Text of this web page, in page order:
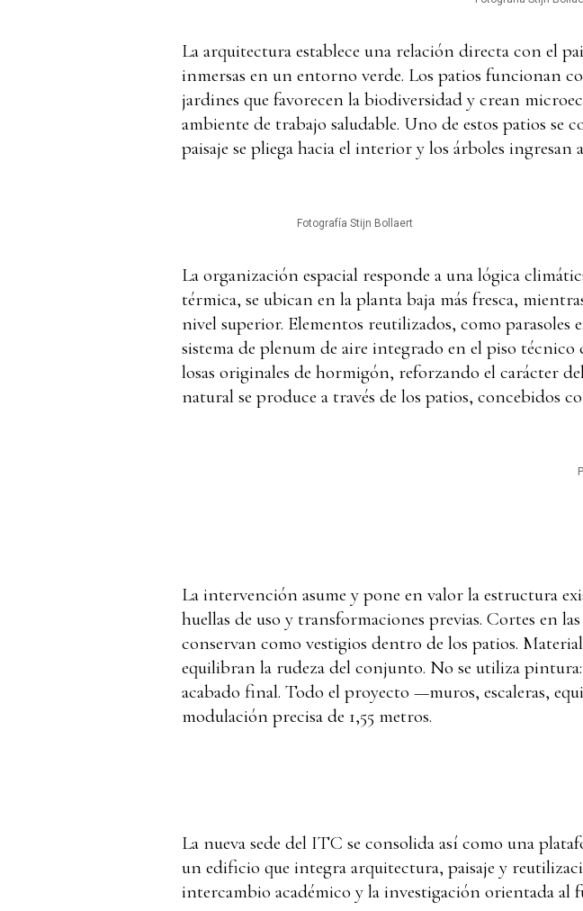
La arquitectura establece una relación directa con el
inmersas en un entorno verde. Los patios funcionan
jardines que favorecen la biodiversidad y crean
ambiente de trabajo saludable. Uno de estos patios se
paisaje se pliega hacia el interior y los árboles ingresan
Fotografía Stijn Bollaert
La organización espacial responde a una lógica
térmica, se ubican en la planta baja más fresca,
nivel superior. Elementos reutilizados, como
sistema de plenum de aire integrado en el piso
losas originales de hormigón, reforzando el carácter
natural se produce a través de los patios, concebidos
La intervención asume y pone en valor la estructura
huellas de uso y transformaciones previas. Cortes en
conservan como vestigios dentro de los patios.
equilibran la rudeza del conjunto. No se utiliza
acabado final. Todo el proyecto —muros, escaleras,
modulación precisa de 1,55 metros.
La nueva sede del ITC se consolida así como una
un edificio que integra arquitectura, paisaje y
intercambio académico y la investigación orientada al